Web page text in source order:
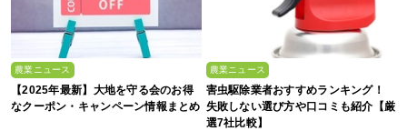
農業ニュース
【2025年最新】大地を守る会のお得
なクーポン・キャンペーン情報まとめ
農業ニュース
害虫駆除業者おすすめランキング！
失敗しない選び方や口コミも紹介【厳
選7社比較】